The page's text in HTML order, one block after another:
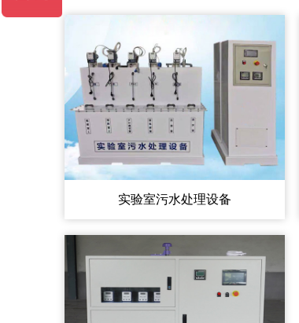
实验室污水处理设备
电话:150-0665-7261